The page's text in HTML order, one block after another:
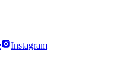
Instagram